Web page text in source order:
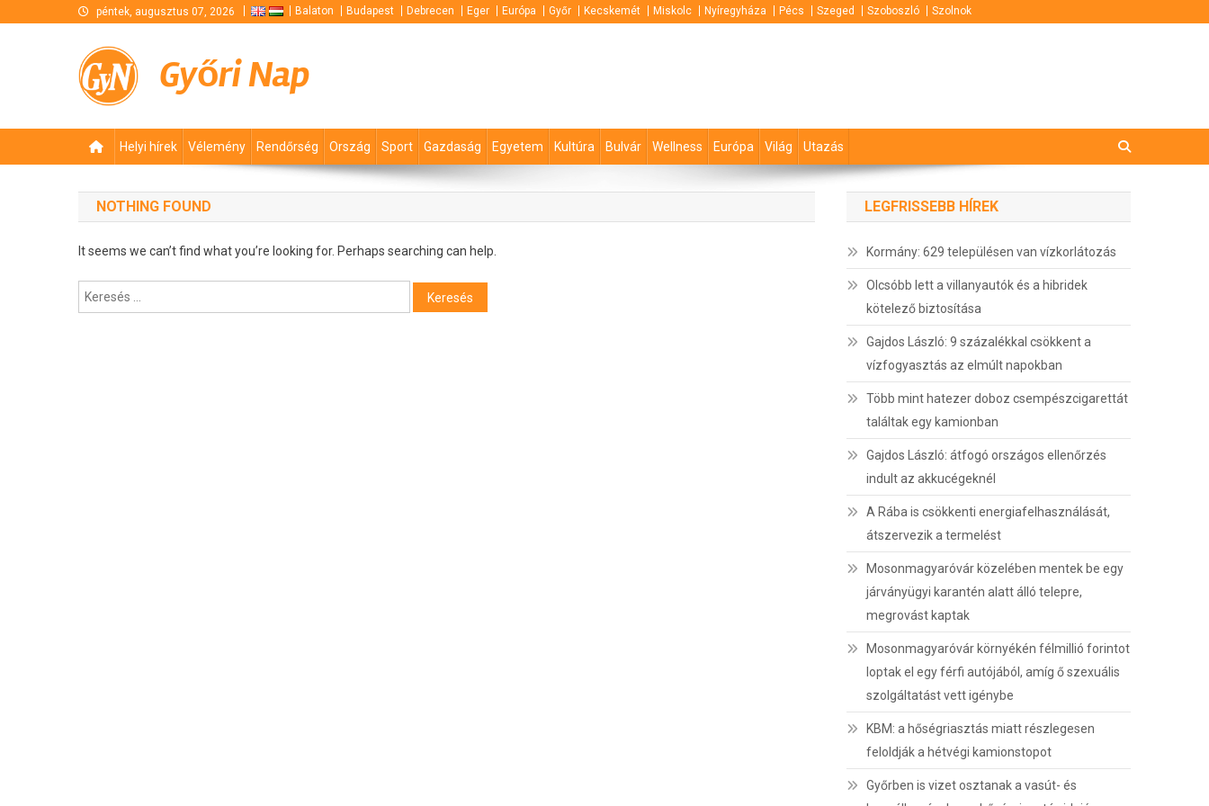
péntek, augusztus 07, 2026 Balaton Budapest Debrecen Eger Európa Győr Kecskemét Miskolc Nyíregyháza Pécs Szeged Szoboszló Szolnok
Győri Nap
Helyi hírek Vélemény Rendőrség Ország Sport Gazdaság Egyetem Kultúra Bulvár Wellness Európa Világ Utazás
NOTHING FOUND
It seems we can’t find what you’re looking for. Perhaps searching can help.
Keresés:
LEGFRISSEBB HÍREK
Kormány: 629 településen van vízkorlátozás
Olcsóbb lett a villanyautók és a hibridek
kötelező biztosítása
Gajdos László: 9 százalékkal csökkent a
vízfogyasztás az elmúlt napokban
Több mint hatezer doboz csempészcigarettát
találtak egy kamionban
Gajdos László: átfogó országos ellenőrzés
indult az akkucégeknél
A Rába is csökkenti energiafelhasználását,
átszervezik a termelést
Mosonmagyaróvár közelében mentek be egy
járványügyi karantén alatt álló telepre,
megrovást kaptak
Mosonmagyaróvár környékén félmillió forintot
loptak el egy férfi autójából, amíg ő szexuális
szolgáltatást vett igénybe
KBM: a hőségriasztás miatt részlegesen
feloldják a hétvégi kamionstopot
Győrben is vizet osztanak a vasút- és